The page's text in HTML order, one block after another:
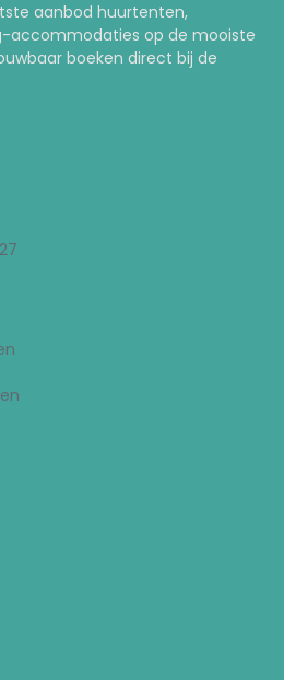
aanbod huurtenten,
accommodaties op de mooiste
boeken direct bij de